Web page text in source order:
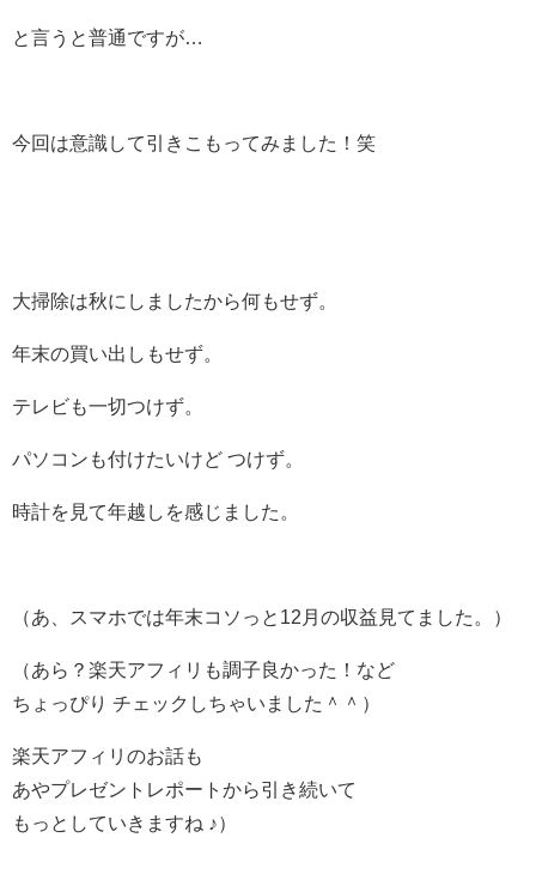
と言うと普通ですが…
今回は意識して引きこもってみました！笑
大掃除は秋にしましたから何もせず。
年末の買い出しもせず。
テレビも一切つけず。
パソコンも付けたいけど つけず。
時計を見て年越しを感じました。
（あ、スマホでは年末コソっと12月の収益見てました。）
（あら？楽天アフィリも調子良かった！など
ちょっぴり チェックしちゃいました＾＾）
楽天アフィリのお話も
あやプレゼントレポートから引き続いて
もっとしていきますね ♪）